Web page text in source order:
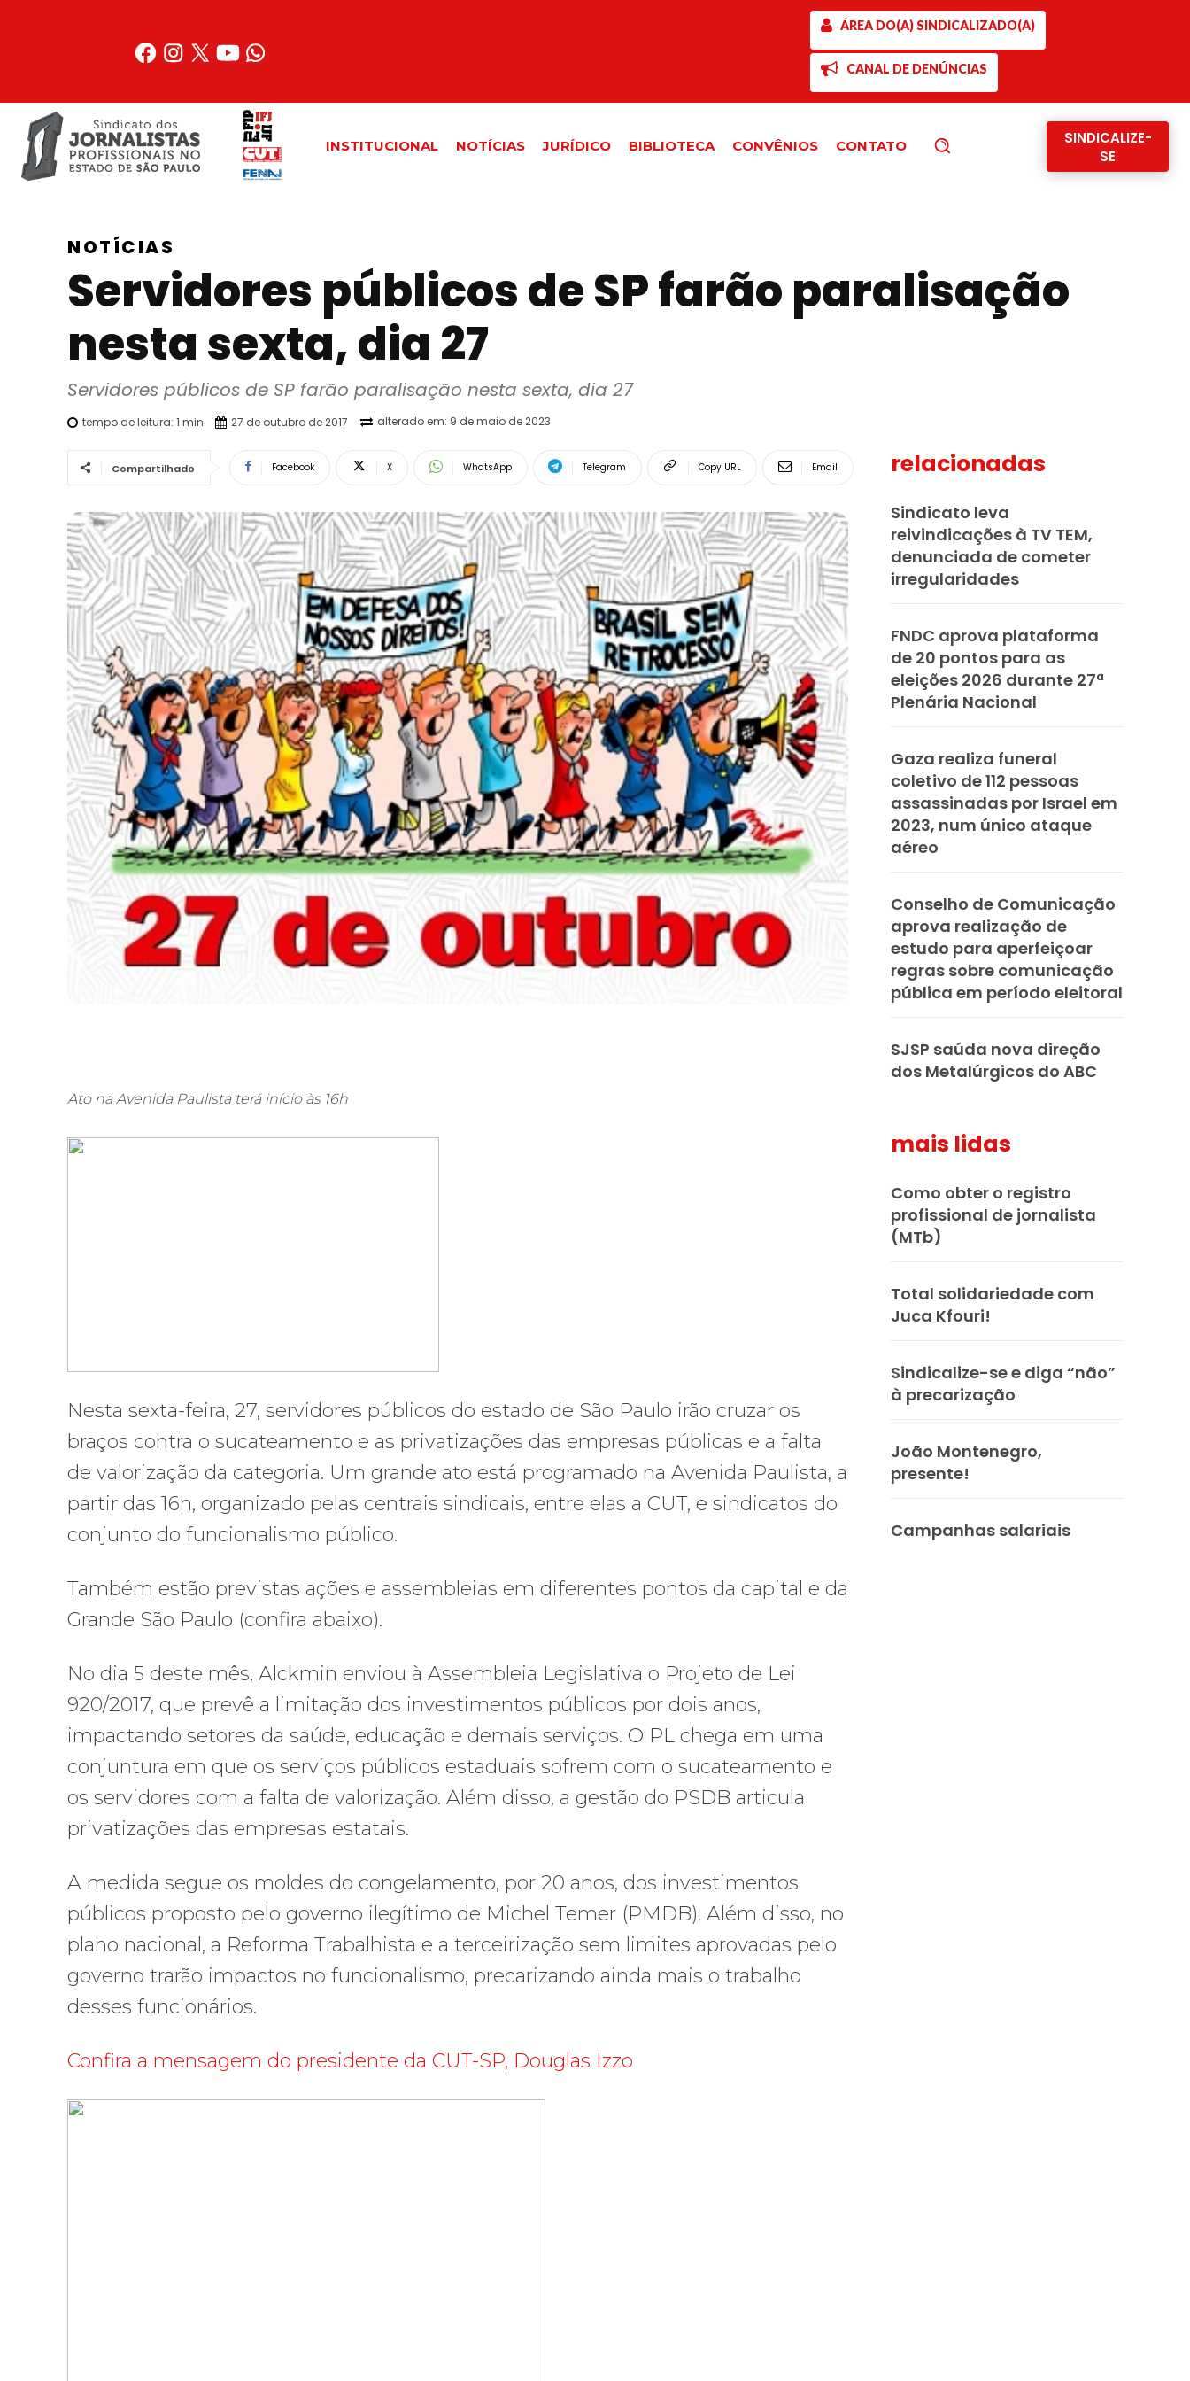
ÁREA DO(A) SINDICALIZADO(A)
CANAL DE DENÚNCIAS
INSTITUCIONAL NOTÍCIAS JURÍDICO BIBLIOTECA CONVÊNIOS CONTATO
SINDICALIZE-
SE
NOTÍCIAS
Servidores públicos de SP farão paralisação
nesta sexta, dia 27
Servidores públicos de SP farão paralisação nesta sexta, dia 27
tempo de leitura: 1 min. 27 de outubro de 2017 alterado em: 9 de maio de 2023
Compartilhado Facebook X WhatsApp Telegram Copy URL Email
Ato na Avenida Paulista terá início às 16h
Nesta sexta-feira, 27, servidores públicos do estado de São Paulo irão cruzar os
braços contra o sucateamento e as privatizações das empresas públicas e a falta
de valorização da categoria. Um grande ato está programado na Avenida Paulista, a
partir das 16h, organizado pelas centrais sindicais, entre elas a CUT, e sindicatos do
conjunto do funcionalismo público.
Também estão previstas ações e assembleias em diferentes pontos da capital e da
Grande São Paulo (confira abaixo).
No dia 5 deste mês, Alckmin enviou à Assembleia Legislativa o Projeto de Lei
920/2017, que prevê a limitação dos investimentos públicos por dois anos,
impactando setores da saúde, educação e demais serviços. O PL chega em uma
conjuntura em que os serviços públicos estaduais sofrem com o sucateamento e
os servidores com a falta de valorização. Além disso, a gestão do PSDB articula
privatizações das empresas estatais.
A medida segue os moldes do congelamento, por 20 anos, dos investimentos
públicos proposto pelo governo ilegítimo de Michel Temer (PMDB). Além disso, no
plano nacional, a Reforma Trabalhista e a terceirização sem limites aprovadas pelo
governo trarão impactos no funcionalismo, precarizando ainda mais o trabalho
desses funcionários.
Confira a mensagem do presidente da CUT-SP, Douglas Izzo
relacionadas
Sindicato leva
reivindicações à TV TEM,
denunciada de cometer
irregularidades
FNDC aprova plataforma
de 20 pontos para as
eleições 2026 durante 27ª
Plenária Nacional
Gaza realiza funeral
coletivo de 112 pessoas
assassinadas por Israel em
2023, num único ataque
aéreo
Conselho de Comunicação
aprova realização de
estudo para aperfeiçoar
regras sobre comunicação
pública em período eleitoral
SJSP saúda nova direção
dos Metalúrgicos do ABC
mais lidas
Como obter o registro
profissional de jornalista
(MTb)
Total solidariedade com
Juca Kfouri!
Sindicalize-se e diga “não”
à precarização
João Montenegro,
presente!
Campanhas salariais